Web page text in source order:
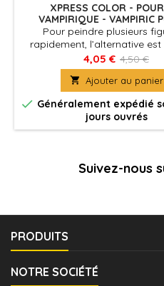
XPRESS COLOR -
VAMPIRIQUE - VAMPIRIC
Pour peindre plusieurs
rapidement, l’alternative est
Xpress Color, des couleurs
une formulation
permettent de peindre des
facilement et
4,05 € 4,50 €
 Ajouter au panier
 Généralement expédié
jours ouvrés
Suivez-nous
PRODUITS
NOTRE SOCIÉTÉ